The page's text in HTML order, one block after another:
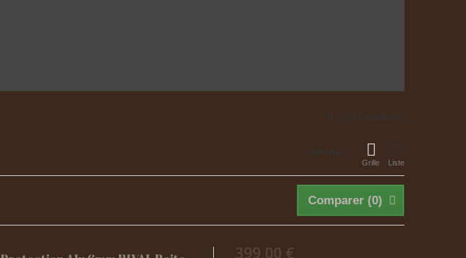
Afficher :
Grille Liste
Comparer (0)
399,00 €